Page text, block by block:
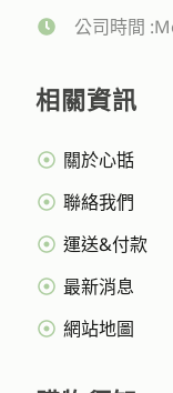
公司時間
相關資訊
關於心甛
聯絡我們
運送&付款
最新消息
網站地圖